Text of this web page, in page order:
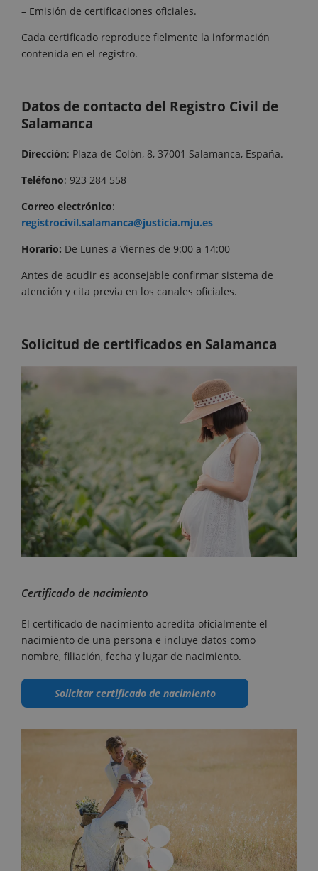
– Emisión de certificaciones oficiales.
Cada certificado reproduce fielmente la información
contenida en el registro.
Datos de contacto del Registro Civil de
Salamanca
Dirección: Plaza de Colón, 8, 37001 Salamanca, España.
Teléfono: 923 284 558
Correo electrónico:
registrocivil.salamanca@justicia.mju.es
Horario: De Lunes a Viernes de 9:00 a 14:00
Antes de acudir es aconsejable confirmar sistema de
atención y cita previa en los canales oficiales.
Solicitud de certificados en Salamanca
Certificado de nacimiento
El certificado de nacimiento acredita oficialmente el
nacimiento de una persona e incluye datos como
nombre, filiación, fecha y lugar de nacimiento.
Solicitar certificado de nacimiento